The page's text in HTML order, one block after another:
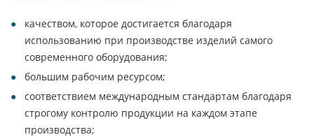
качеством, которое достигается благодаря
использованию при производстве изделий самого
современного оборудования;
большим рабочим ресурсом;
соответствием международным стандартам благодаря
строгому контролю продукции на каждом этапе
производства;